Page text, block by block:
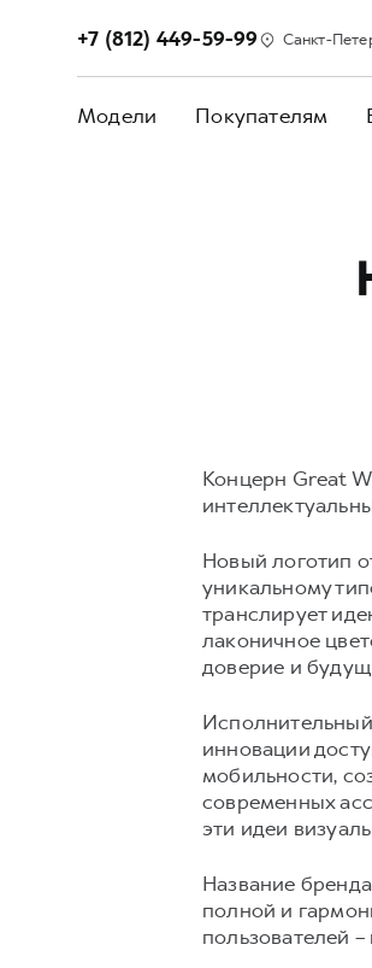
+7 (812) 449-59-99 Санкт-
Модели Покупателям
Концерн Great
Новый логотип
уникальному
транслирует
лаконичное
доверие и
инновации
мобильности,
современных
эти идеи
Название
полной и
пользователей